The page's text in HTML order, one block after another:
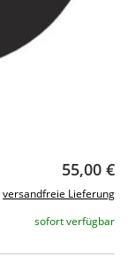
55,00 €
versandfreie Lieferung
sofort verfügbar